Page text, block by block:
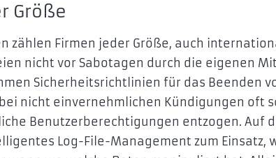
Größe
zählen Firmen jeder Größe, auch
nicht vor Sabotagen durch die eigenen
Sicherheitsrichtlinien für das Beenden
nicht einvernehmlichen Kündigungen oft
Benutzerberechtigungen entzogen. Auf
Log-File-Management zum Einsatz,